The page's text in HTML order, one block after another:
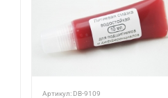
Артикул: DB-9109